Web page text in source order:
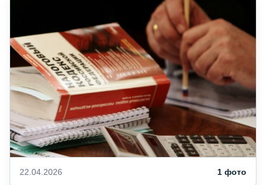
22.04.2026 1 фото